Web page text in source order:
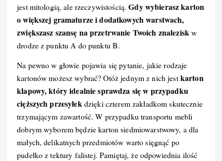
jest mitologią, ale rzeczywistością.Gdy wybierasz karton
o większej gramaturze i dodatkowych warstwach,
zwiększasz szansę na przetrwanie Twoich znaleziskw
drodze z punktu A do punktu B.
Na pewno w głowie pojawia się pytanie, jakie rodzaje
kartonów możesz wybrać? Otóż jednym z nich jestkarton
klapowy, który idealnie sprawdza się w przypadku
cięższych przesyłek dzięki czterem zakładkom skutecznie
trzymającym zawartość. W przypadku transportu mebli
dobrym wyborem będzie karton siedmiowarstwowy, a dla
małych, delikatnych przedmiotów warto sięgnąć po
pudełko z tektury falistej. Pamiętaj, że odpowiednia ilość